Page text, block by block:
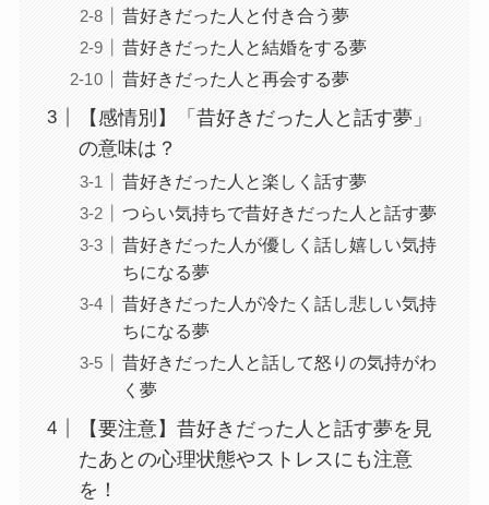
昔好きだった人と付き合う夢
昔好きだった人と結婚をする夢
昔好きだった人と再会する夢
【感情別】「昔好きだった人と話す夢」
の意味は？
昔好きだった人と楽しく話す夢
つらい気持ちで昔好きだった人と話す夢
昔好きだった人が優しく話し嬉しい気持
ちになる夢
昔好きだった人が冷たく話し悲しい気持
ちになる夢
昔好きだった人と話して怒りの気持がわ
く夢
【要注意】昔好きだった人と話す夢を見
たあとの心理状態やストレスにも注意
を！